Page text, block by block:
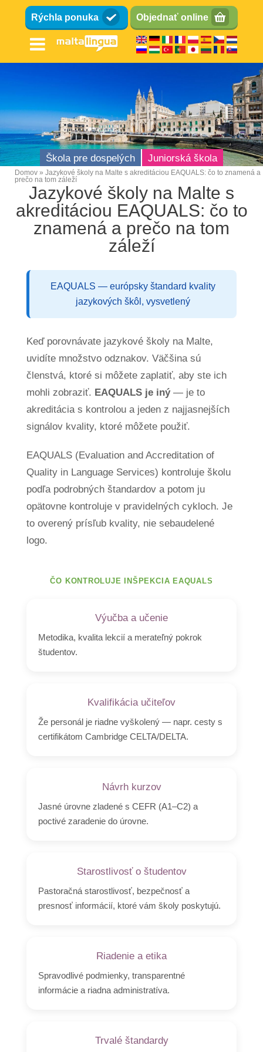
Rýchla ponuka Objednať online
Škola pre dospelých Juniorská škola
Omrvinka
Domov
Jazykové školy na Malte s akreditáciou EAQUALS: čo to znamená a
prečo na tom záleží
Jazykové školy na Malte s
akreditáciou EAQUALS: čo to
znamená a prečo na tom
záleží
EAQUALS — európsky štandard kvality
jazykových škôl, vysvetlený
Keď porovnávate jazykové školy na Malte,
uvidíte množstvo odznakov. Väčšina sú
členstvá, ktoré si môžete zaplatiť, aby ste ich
mohli zobraziť. EAQUALS je iný— je to
akreditácia s kontrolou a jeden z najjasnejších
signálov kvality, ktoré môžete použiť.
EAQUALS (Evaluation and Accreditation of
Quality in Language Services) kontroluje školu
podľa podrobných štandardov a potom ju
opätovne kontroluje v pravidelných cykloch. Je
to overený prísľub kvality, nie sebaudelené
logo.
ČO KONTROLUJE INŠPEKCIA EAQUALS
Výučba a učenie
Metodika, kvalita lekcií a merateľný pokrok
študentov.
Kvalifikácia učiteľov
Že personál je riadne vyškolený — napr. cesty s
certifikátom Cambridge CELTA/DELTA.
Návrh kurzov
Jasné úrovne zladené s CEFR (A1–C2) a
poctivé zaradenie do úrovne.
Starostlivosť o študentov
Pastoračná starostlivosť, bezpečnosť a
presnosť informácií, ktoré vám školy poskytujú.
Riadenie a etika
Spravodlivé podmienky, transparentné
informácie a riadna administratíva.
Trvalé štandardy